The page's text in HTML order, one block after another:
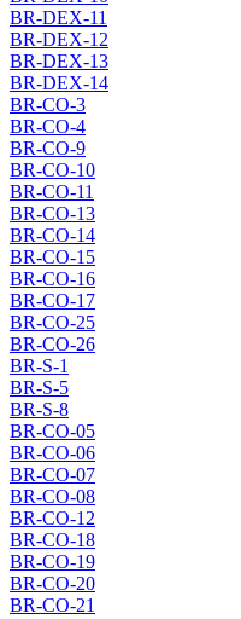
BR-DEX-11
BR-DEX-12
BR-DEX-13
BR-DEX-14
BR-CO-3
BR-CO-4
BR-CO-9
BR-CO-10
BR-CO-11
BR-CO-13
BR-CO-14
BR-CO-15
BR-CO-16
BR-CO-17
BR-CO-25
BR-CO-26
BR-S-1
BR-S-5
BR-S-8
BR-CO-05
BR-CO-06
BR-CO-07
BR-CO-08
BR-CO-12
BR-CO-18
BR-CO-19
BR-CO-20
BR-CO-21